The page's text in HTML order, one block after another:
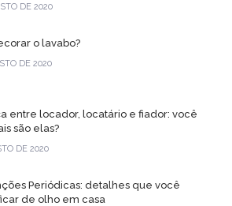
DE 2020
o lavabo?
DE 2020
entre locador, locatário e fiador: você
são elas?
DE 2020
Periódicas: detalhes que você
de olho em casa